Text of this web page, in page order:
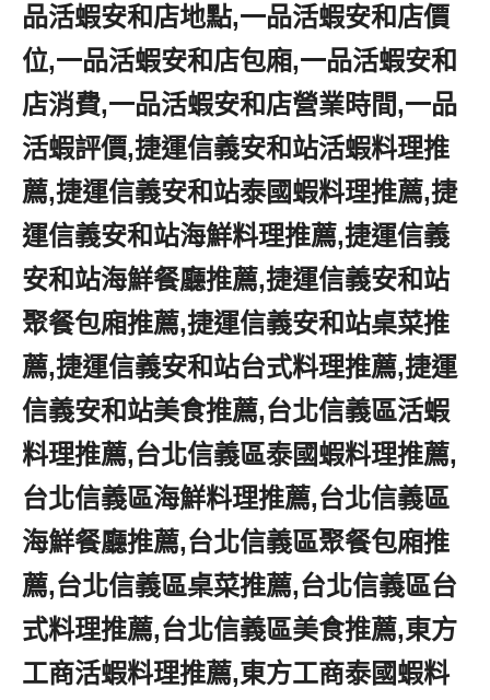
品活蝦安和店地點,一品活蝦安和店價
位,一品活蝦安和店包廂,一品活蝦安和
店消費,一品活蝦安和店營業時間,一品
活蝦評價,捷運信義安和站活蝦料理推
薦,捷運信義安和站泰國蝦料理推薦,捷
運信義安和站海鮮料理推薦,捷運信義
安和站海鮮餐廳推薦,捷運信義安和站
聚餐包廂推薦,捷運信義安和站桌菜推
薦,捷運信義安和站台式料理推薦,捷運
信義安和站美食推薦,台北信義區活蝦
料理推薦,台北信義區泰國蝦料理推薦,
台北信義區海鮮料理推薦,台北信義區
海鮮餐廳推薦,台北信義區聚餐包廂推
薦,台北信義區桌菜推薦,台北信義區台
式料理推薦,台北信義區美食推薦,東方
工商活蝦料理推薦,東方工商泰國蝦料